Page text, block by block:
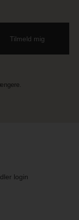
login